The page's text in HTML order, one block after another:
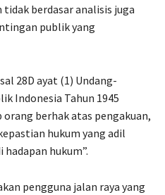
tidak berdasar analisis juga
publik yang
28D ayat (1) Undang-
Indonesia Tahun 1945
berhak atas pengakuan,
hukum yang adil
hukum”.
pengguna jalan raya yang